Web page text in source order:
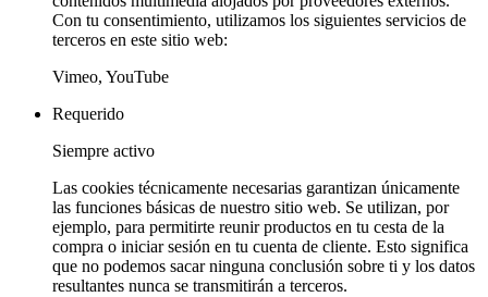
Con tu consentimiento, utilizamos los siguientes servicios de
terceros en este sitio web:
Vimeo, YouTube
Requerido
Siempre activo
Las cookies técnicamente necesarias garantizan únicamente
las funciones básicas de nuestro sitio web. Se utilizan, por
ejemplo, para permitirte reunir productos en tu cesta de la
compra o iniciar sesión en tu cuenta de cliente. Esto significa
que no podemos sacar ninguna conclusión sobre ti y los datos
resultantes nunca se transmitirán a terceros.